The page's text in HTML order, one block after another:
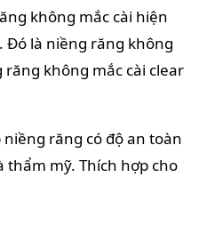
không mắc cài hiện
Đó là niềng răng không
không mắc cài clear
răng có độ an toàn
thẩm mỹ. Thích hợp cho